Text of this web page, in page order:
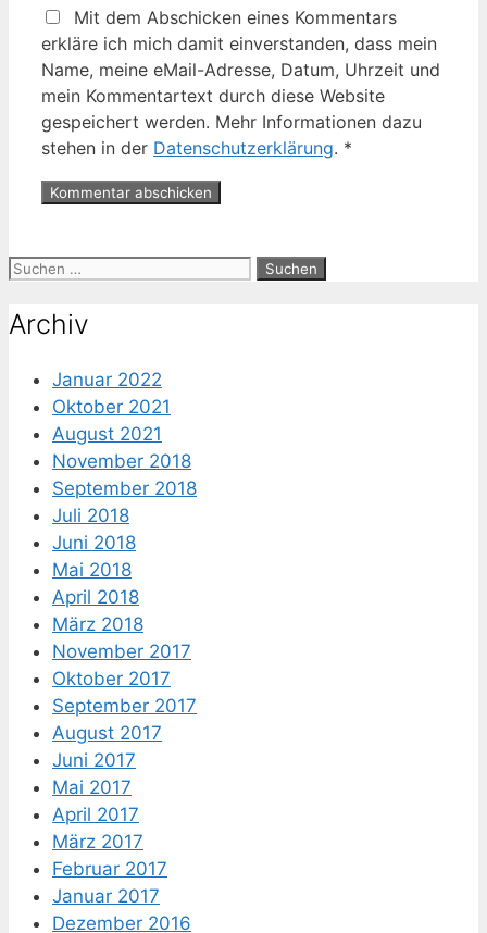
Mit dem Abschicken eines Kommentars
erkläre ich mich damit einverstanden, dass mein
Name, meine eMail-Adresse, Datum, Uhrzeit und
mein Kommentartext durch diese Website
gespeichert werden. Mehr Informationen dazu
stehen in der Datenschutzerklärung. *
Suche
Archiv
Januar 2022
Oktober 2021
August 2021
November 2018
September 2018
Juli 2018
Juni 2018
Mai 2018
April 2018
März 2018
November 2017
Oktober 2017
September 2017
August 2017
Juni 2017
Mai 2017
April 2017
März 2017
Februar 2017
Januar 2017
Dezember 2016